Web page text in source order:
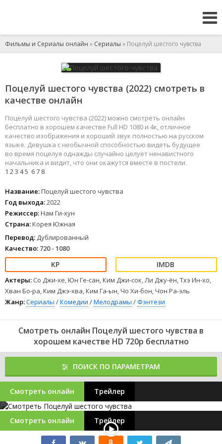
Фильмы и Сериалы онлайн » Сериалы » Поцелуй шестого чувства
Поцелуй шестого чувства (2022) смотреть в
качестве онлайн
Поцелуй шестого чувства (2022) можно смотреть онлайн
бесплатно в хорошем качестве Full HD 1080 и 4к, отличное
качество изображения и хороший звук полностью на русском
языке. Девушка с необычной способностью видеть будущее
во время поцелуя однажды случайно целует ненавистного
начальника и видит, что они окажутся вместе в постели.
1 23 45 67 8
Название:Поцелуй шестого чувства
Год выхода:2022
Режиссер:Нам Ги-хун
Страна:Корея Южная
Перевод: Дублированный
Качество: 720 - 1080
Актеры: Со Джи-хе, Юн Ге-сан, Ким Джи-сок, Ли Джу-ён, Тхэ Ин-хо,
Хван Бо-ра, Ким Джэ-хва, Ким Га-ын, Чо Хи-бон, Чон Ра-эль
Жанр:Сериалы /Комедии /Мелодрамы /Фэнтези
Смотреть онлайн Поцелуй шестого чувства в
хорошем качестве HD 720p бесплатно
ПОИСК ПО ПАРАМЕТРАМ
Смотреть онлайн Трейлер
Смотреть онлайн Трейлер